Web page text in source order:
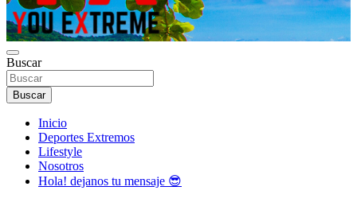
YOU EXTREME
YX Deportes Extremos Lifestyle
Buscar
Buscar
Inicio
Deportes Extremos
Lifestyle
Nosotros
Hola! dejanos tu mensaje 😎